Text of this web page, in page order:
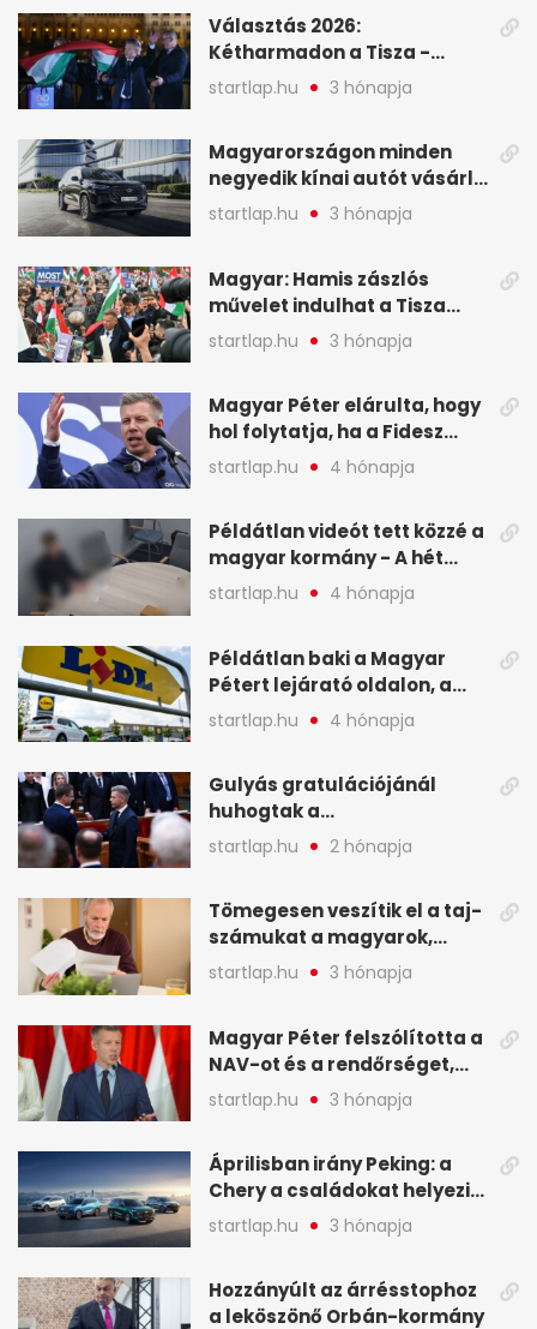
Választás 2026:
Kétharmadon a Tisza -
mutatjuk, hogyan alakulnak
a mandátumok
startlap.hu 3 hónapja
Magyarországon minden
negyedik kínai autót vásárló
a Chery mellett döntött (X)
startlap.hu 3 hónapja
Magyar: Hamis zászlós
művelet indulhat a Tisza
ellen a választás napján - A
hét legfontosabb eseményei
startlap.hu 3 hónapja
Magyar Péter elárulta, hogy
hol folytatja, ha a Fidesz
nyeri a választást - A hét
legfontosabb hírei
startlap.hu 4 hónapja
Példátlan videót tett közzé a
magyar kormány - A hét
legfontosabb hírei
képekben
startlap.hu 4 hónapja
Példátlan baki a Magyar
Pétert lejárató oldalon, a
Lidlnek azonnal lépnie
kellett - A hét legfontosabb
startlap.hu 4 hónapja
Gulyás gratulációjánál
huhogtak a
leghangosabban, miután
Magyart miniszterelnökké
legfontosabb hírei
képekben
startlap.hu 2 hónapja
Tömegesen veszítik el a taj-
számukat a magyarok,
sokak ellen eljárást indít a
NAV - A hét hírei képekben
startlap.hu 3 hónapja
Magyar Péter felszólította a
NAV-ot és a rendőrséget,
tartóztassák le a NER-es
oligarchákat - A hét
startlap.hu 3 hónapja
Áprilisban irány Peking: a
Chery a családokat helyezi
globális mobilitási
programja középpontjába
startlap.hu 3 hónapja
Hozzányúlt az árrésstophoz
a leköszönő Orbán-kormány